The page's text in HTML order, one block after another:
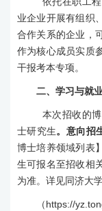
业企业开展有组织
合作关系的企业，
作为核心成员实质
干报考本专项。
二、学习与就
本次招收的
士研究生。意向招
博士培养领域列表】
生可报名至招收相
为准。详见同济大
（https://